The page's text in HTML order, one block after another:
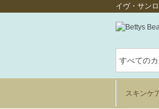
イヴ・サン
スキンケ